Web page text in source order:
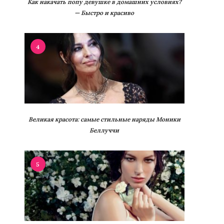
Как накачать попу девушке в домашних условиях?
— Быстро и красиво
4
Великая красота: самые стильные наряды Моники
Беллуччи
5